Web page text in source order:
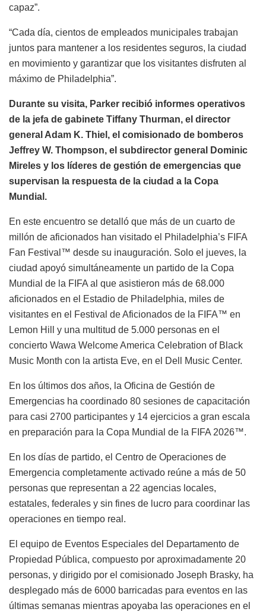
capaz”.
“Cada día, cientos de empleados municipales trabajan
juntos para mantener a los residentes seguros, la ciudad
en movimiento y garantizar que los visitantes disfruten al
máximo de Philadelphia”.
Durante su visita, Parker recibió informes operativos
de la jefa de gabinete Tiffany Thurman, el director
general Adam K. Thiel, el comisionado de bomberos
Jeffrey W. Thompson, el subdirector general Dominic
Mireles y los líderes de gestión de emergencias que
supervisan la respuesta de la ciudad a la Copa
Mundial.
En este encuentro se detalló que más de un cuarto de
millón de aficionados han visitado el Philadelphia’s FIFA
Fan Festival™ desde su inauguración. Solo el jueves, la
ciudad apoyó simultáneamente un partido de la Copa
Mundial de la FIFA al que asistieron más de 68.000
aficionados en el Estadio de Philadelphia, miles de
visitantes en el Festival de Aficionados de la FIFA™ en
Lemon Hill y una multitud de 5.000 personas en el
concierto Wawa Welcome America Celebration of Black
Music Month con la artista Eve, en el Dell Music Center.
En los últimos dos años, la Oficina de Gestión de
Emergencias ha coordinado 80 sesiones de capacitación
para casi 2700 participantes y 14 ejercicios a gran escala
en preparación para la Copa Mundial de la FIFA 2026™.
En los días de partido, el Centro de Operaciones de
Emergencia completamente activado reúne a más de 50
personas que representan a 22 agencias locales,
estatales, federales y sin fines de lucro para coordinar las
operaciones en tiempo real.
El equipo de Eventos Especiales del Departamento de
Propiedad Pública, compuesto por aproximadamente 20
personas, y dirigido por el comisionado Joseph Brasky, ha
desplegado más de 6000 barricadas para eventos en las
últimas semanas mientras apoyaba las operaciones en el